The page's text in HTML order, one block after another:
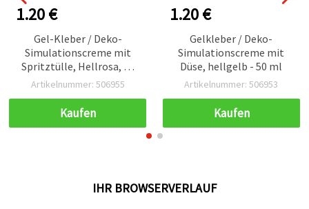
1.20 €
Gel-Kleber / Deko-
Simulationscreme mit
Spritztülle, Hellrosa, 50
ml
Artikelnummer: 506955
Kaufen
1.20 €
Gelkleber / Deko-
Simulationscreme mit
Düse, hellgelb - 50 ml
Artikelnummer: 506953
Kaufen
IHR BROWSERVERLAUF